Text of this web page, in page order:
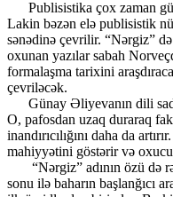
Publisistika çox zaman
Lakin bəzən elə publisistik
sənədinə çevrilir. “Nərgiz”
oxunan yazılar sabah
formalaşma tarixini
çevriləcək.
Günay Əliyevanın dili
O, pafosdan uzaq duraraq
inandırıcılığını daha da
mahiyyətini göstərir və
“Nərgiz” adının özü də
sonu ilə baharın başlanğıcı